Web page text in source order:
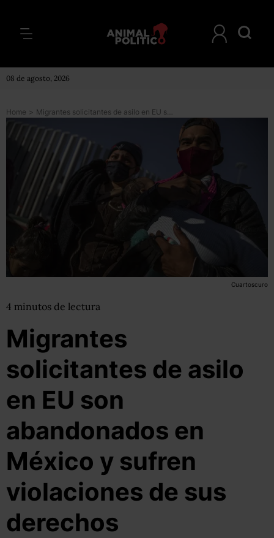
08 de agosto, 2026
Home > Migrantes solicitantes de asilo en EU son abandonados en México y sufren violaciones de sus derechos
Cuartoscuro
4 minutos de lectura
Migrantes
solicitantes de asilo
en EU son
abandonados en
México y sufren
violaciones de sus
derechos